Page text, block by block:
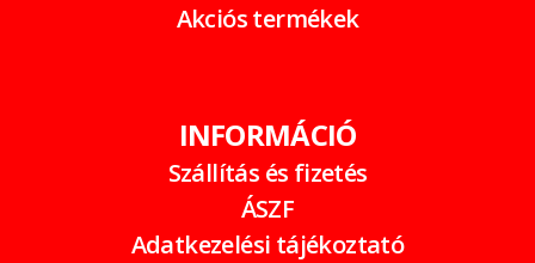
Akciós termékek
INFORMÁCIÓ
Szállítás és fizetés
ÁSZF
Adatkezelési tájékoztató